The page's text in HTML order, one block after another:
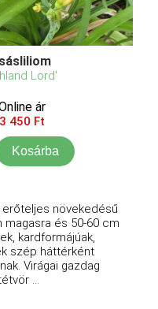
Lord'
ár
3 450 Ft
Kosárba
erőteljes növekedésű
magasra és 50-60 cm
kardformájúak,
szép háttérként
Virágai gazdag
...